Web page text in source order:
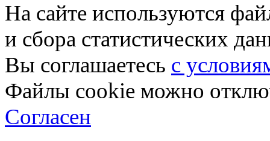
На сайте используются
и сбора статистических
Вы соглашаетесь с
Файлы cookie можно
Согласен